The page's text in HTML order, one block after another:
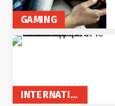
GAMING
INTERNATIONAL